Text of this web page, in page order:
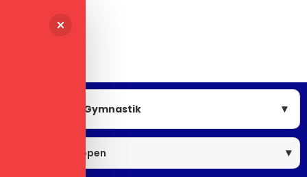
Turnen und Gymnastik
Trainingsgruppen